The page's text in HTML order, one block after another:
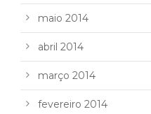
maio 2014
abril 2014
março 2014
fevereiro 2014